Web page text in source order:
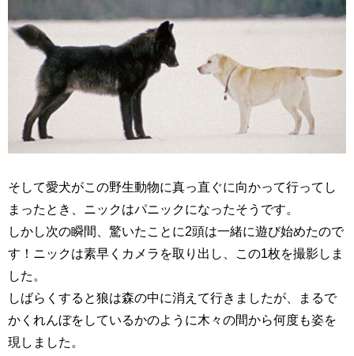
そして愛犬がこの野生動物に真っ直ぐに向かって行ってし
まったとき、ニックはパニックになったそうです。
しかし次の瞬間、驚いたことに2頭は一緒に遊び始めたので
す！ニックは素早くカメラを取り出し、この1枚を撮影しま
した。
しばらくすると狼は森の中に消えて行きましたが、まるで
かくれんぼをしているかのように木々の間から何度も姿を
現しました。